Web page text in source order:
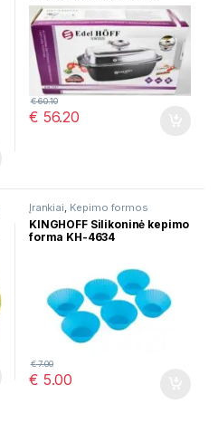
€ 56.20
€60.10
Įrankiai, Kepimo formos
KINGHOFF Silikoninė kepimo
forma KH-4634
€ 5.00
€7.00